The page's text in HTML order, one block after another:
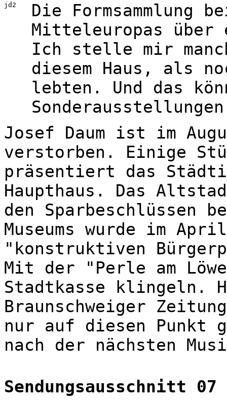
jd2
Die Formsammlung
Mitteleuropas
Ich stelle mir
diesem Haus, als
lebten. Und das
Josef Daum ist im
verstorben. Einige
präsentiert das
Haupthaus. Das
den Sparbeschlüssen
Museums wurde im
"konstruktiven
Mit der "Perle am
Stadtkasse klingeln.
Braunschweiger
nur auf diesen Punkt
nach der nächsten
Sendungsausschnitt 07